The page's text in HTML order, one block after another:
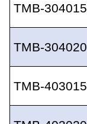
TMB-304015
TMB-304020
TMB-403015